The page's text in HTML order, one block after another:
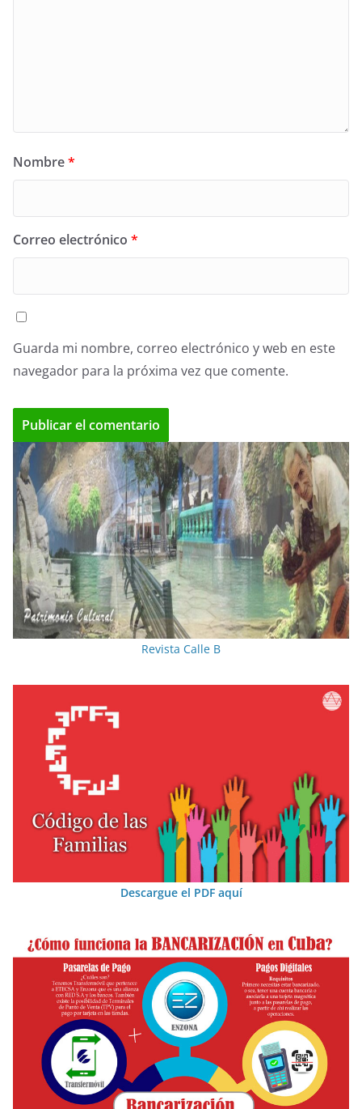
Nombre*
Correo electrónico *
Guarda mi nombre, correo electrónico y web en este
navegador para la próxima vez que comente.
Revista Calle B
Descargue el PDF aquí